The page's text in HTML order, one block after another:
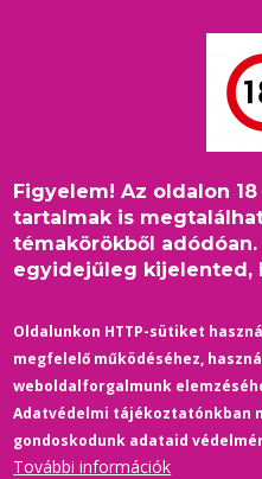
Figyelem! Az oldalon
tartalmak is
témakörökből
egyidejűleg kijelented,
Oldalunkon HTTP-sütiket
megfelelő működéséhez,
weboldalforgalmunk
Adatvédelmi tájékoztatónkban
gondoskodunk adataid
További információk
(2005) - előzetes